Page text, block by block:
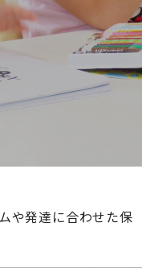
や発達に合わせた保